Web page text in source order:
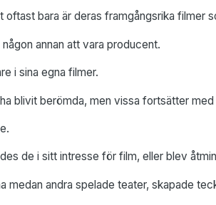
bara är deras framgångsrika filmer
annan att vara producent.
i sina egna filmer.
blivit berömda, men vissa fortsätter
de i sitt intresse för film, eller blev
medan andra spelade teater, skapade